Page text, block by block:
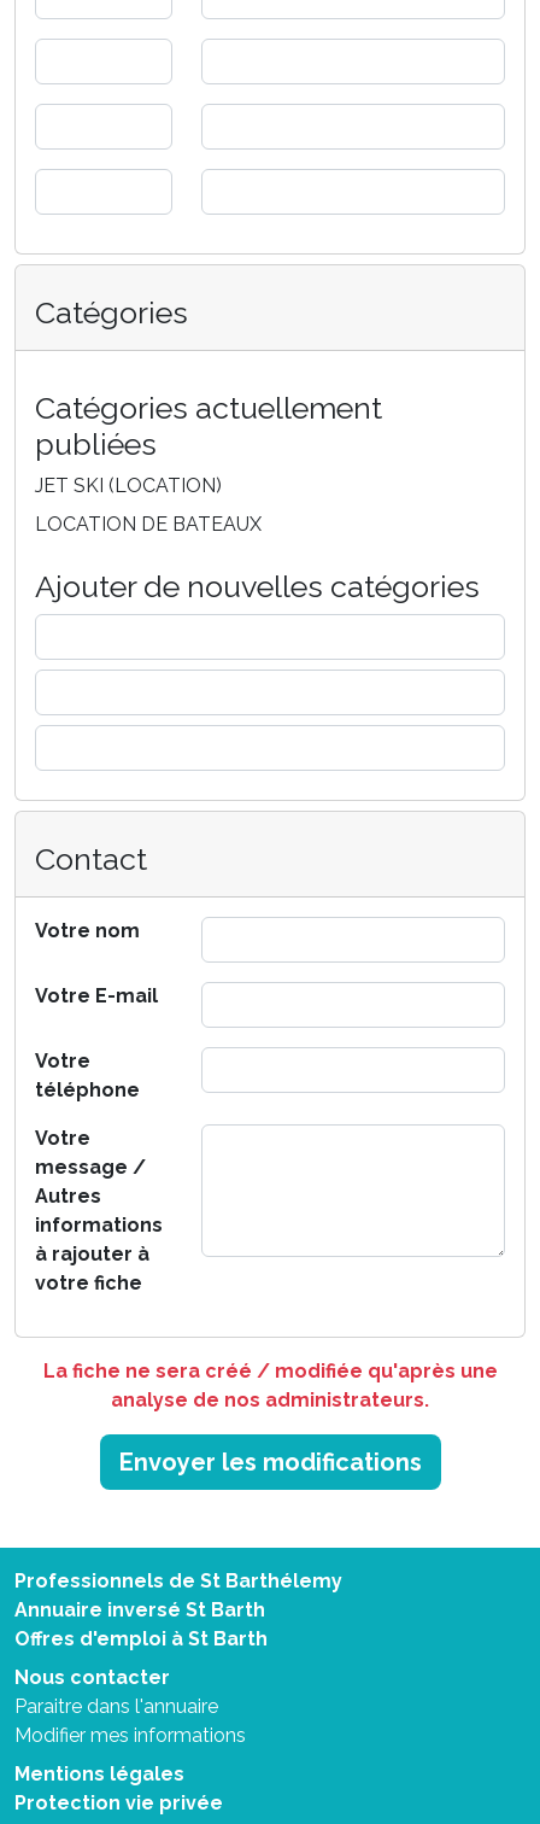
Catégories
Catégories actuellement
publiées
JET SKI (LOCATION)
LOCATION DE BATEAUX
Ajouter de nouvelles catégories
Contact
Votre nom
Votre E-mail
Votre
téléphone
Votre
message /
Autres
informations
à rajouter à
votre fiche
La fiche ne sera créé / modifiée qu'après une
analyse de nos administrateurs.
Envoyer les modifications
Professionnels de St Barthélemy
Annuaire inversé St Barth
Offres d'emploi à St Barth
Nous contacter
Paraitre dans l'annuaire
Modifier mes informations
Mentions légales
Protection vie privée